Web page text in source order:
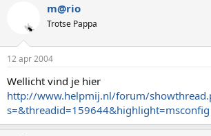
m@rio
Trotse Pappa
12 apr 2004
Wellicht vind je hier
http://www.helpmij.nl/forum/
s=&threadid=159644&highlight=msconfig